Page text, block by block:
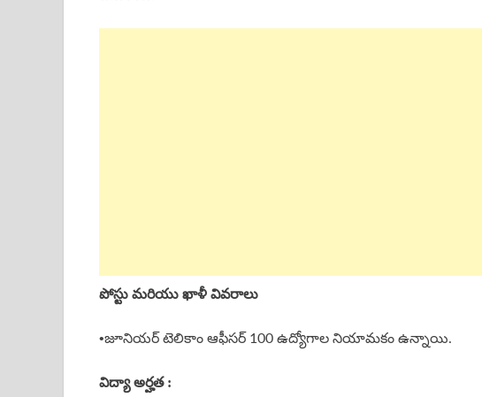
పోస్టు మరియు ఖాళీ వివరాలు
•జూనియర్ టెలికాం ఆఫీసర్ 100 ఉద్యోగాల నియామకం ఉన్నాయి.
విద్యా అర్హత :